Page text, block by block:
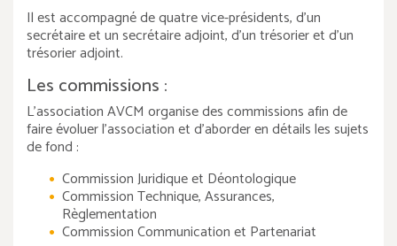
Il est accompagné de quatre vice-présidents, d'un
secrétaire et un secrétaire adjoint, d'un trésorier et d'un
trésorier adjoint.
Les commissions :
L'association AVCM organise des commissions afin de
faire évoluer l'association et d'aborder en détails les sujets
de fond :
Commission Juridique et Déontologique
Commission Technique, Assurances,
Règlementation
Commission Communication et Partenariat